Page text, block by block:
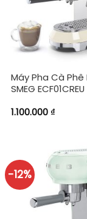
Máy Pha Cà Phê
SMEG
1.100.000 ₫
-12%